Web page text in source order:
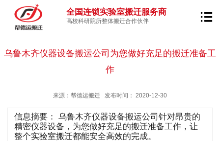
全国连锁实验室搬迁服务商
高校科研院所整体搬迁合作伙伴
乌鲁木齐仪器设备搬运公司为您做好充足的搬迁准备工
作
来源：帮德运搬迁 发布时间： 2020-12-30
信息摘要： 乌鲁木齐仪器设备搬运公司针对昂贵的
精密仪器设备，为您做好充足的搬迁准备工作，让
整个实验室搬迁都能安全高效的完成。